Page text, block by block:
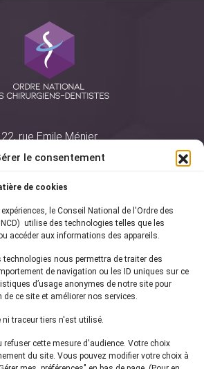
le consentement
de cookies
le Conseil National de l'Ordre des
utilise des technologies telles que les
accéder aux informations des appareils.
technologies nous permettra de traiter des
de navigation ou les ID uniques sur ce
d’usage anonymes de notre site pour
ce site et améliorer nos services.
traceur tiers n'est utilisé.
refuser cette mesure d'audience. Votre choix
du site. Vous pouvez modifier votre choix à
22, rue Emile Ménier
Paris Cedex 16
01 44 34 78 80
courrier@oncd.org
Actualités
Presse
légales
Plan du site